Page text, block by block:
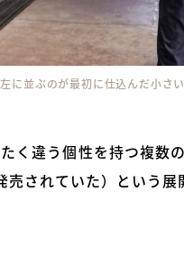
に並ぶのが最初に仕込んだ小さ
く違う個性を持つ複数
されていた）という